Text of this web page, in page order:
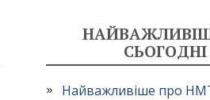
СЬОГОДНІ
Найважливіше про